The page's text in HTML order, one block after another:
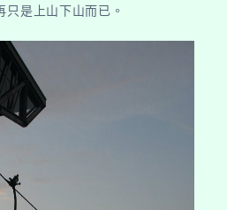
是上山下山而已。